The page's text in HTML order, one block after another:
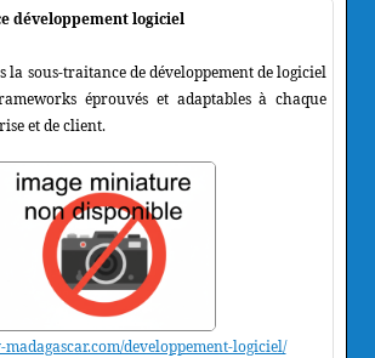
développement logiciel
la sous-traitance de développement de logiciel
éprouvés et adaptables à chaque
et de client.
developpement-logiciel/